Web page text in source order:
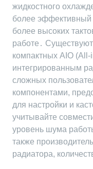
жидкостного
более эффективный
более высоких
работе․
компактных AIO (All-
интегрированным
сложных
компонентами,
для настройки и
учитывайте
уровень шума
также
радиатора,